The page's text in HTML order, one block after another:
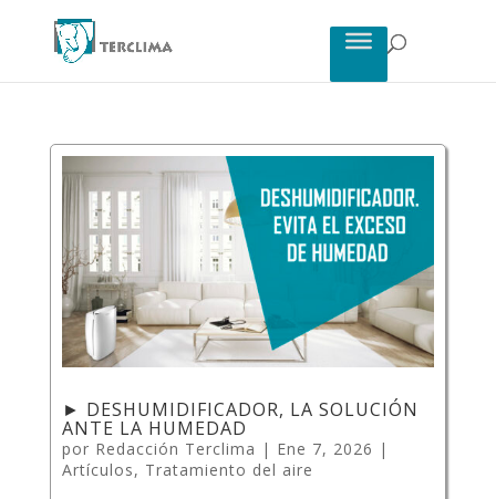
► DESHUMIDIFICADOR, LA SOLUCIÓN
ANTE LA HUMEDAD
por Redacción Terclima | Ene 7, 2026 |
Artículos, Tratamiento del aire